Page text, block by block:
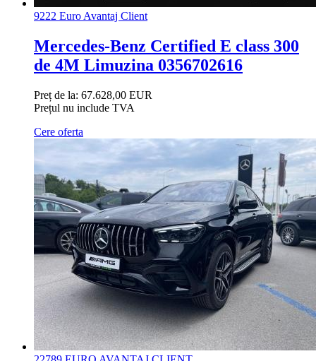
9222 Euro Avantaj Client
Mercedes-Benz Certified E class 300
de 4M Limuzina 0356702616
Preț de la: 67.628,00 EUR
Prețul nu include TVA
Cere oferta